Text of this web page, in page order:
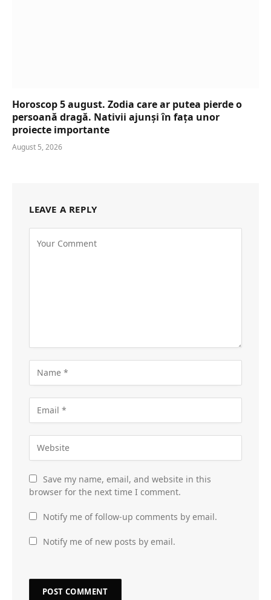
Horoscop 5 august. Zodia care ar putea pierde o
persoană dragă. Nativii ajunși în fața unor
proiecte importante
August 5, 2026
LEAVE A REPLY
Save my name, email, and website in this
browser for the next time I comment.
Notify me of follow-up comments by email.
Notify me of new posts by email.